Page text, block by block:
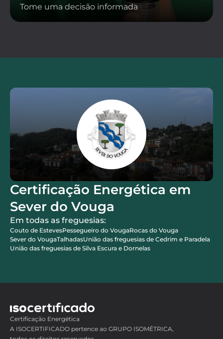
Tome uma decisão informada
Certificação Energética em
Sever do Vouga
Em todas as freguesias:
Couto de EstevesPessegueiro do VougaRocas do Vouga
Sever do VougaTalhadasUnião das freguesias de Cedrim e Paradela
União das freguesias de Silva Escura e Dornelas
Certificação Energética
A ISOCERTIFICADO pertence ao GRUPO ISOMÉTRICA,